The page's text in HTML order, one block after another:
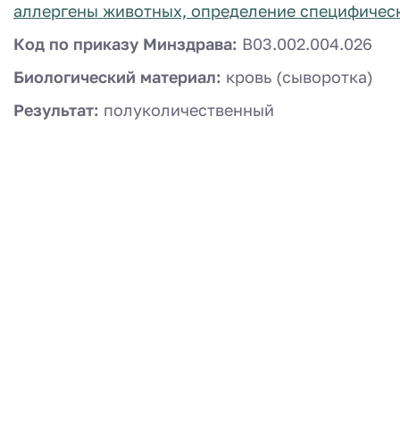
аллергены животных, определение
Код по приказу Минздрава: B03.002.004.026
Биологический материал: кровь (сыворотка)
Результат: полуколичественный